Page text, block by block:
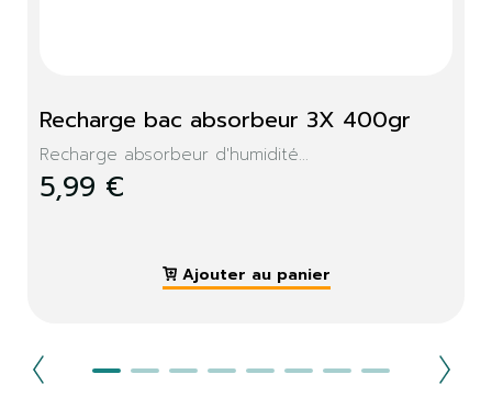
Recharge bac absorbeur 3X 400gr
Recharge absorbeur d'humidité...
5,99 €
Ajouter au panier